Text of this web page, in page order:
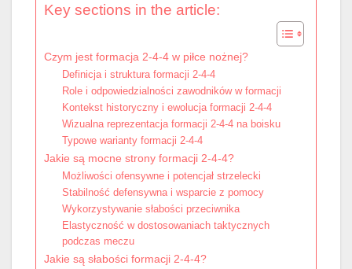
Key sections in the article:
Czym jest formacja 2-4-4 w piłce nożnej?
Definicja i struktura formacji 2-4-4
Role i odpowiedzialności zawodników w formacji
Kontekst historyczny i ewolucja formacji 2-4-4
Wizualna reprezentacja formacji 2-4-4 na boisku
Typowe warianty formacji 2-4-4
Jakie są mocne strony formacji 2-4-4?
Możliwości ofensywne i potencjał strzelecki
Stabilność defensywna i wsparcie z pomocy
Wykorzystywanie słabości przeciwnika
Elastyczność w dostosowaniach taktycznych
podczas meczu
Jakie są słabości formacji 2-4-4?